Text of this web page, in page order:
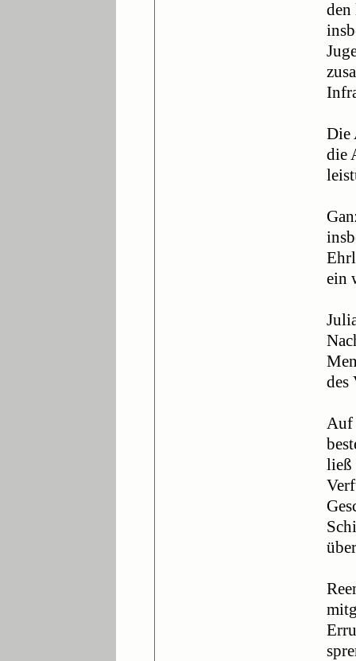
den
Die
die
ein
des
Auf
ließ